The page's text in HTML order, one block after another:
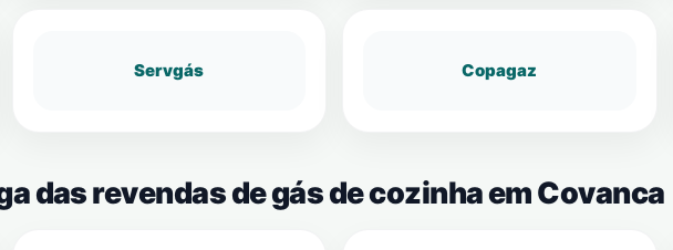
Servgás Copagaz
das revendas de gás de cozinha em Covanca